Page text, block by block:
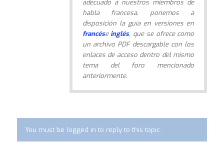
adecuado a nuestros miembros de
habla francesa, ponemos a
disposición la guía en versiones en
francéseinglés, que se ofrece como
un archivo PDF descargable con los
enlaces de acceso dentro del mismo
tema del foro mencionado
anteriormente.
You must be logged in to reply to this topic.